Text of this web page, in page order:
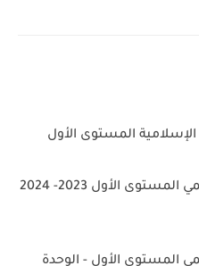
المستوى الأول
جذاذات فضاء النشاط العلمي المستوى الأول 2023- 2024
المستوى الأول - الوحدة